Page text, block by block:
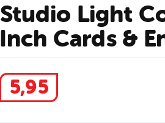
Studio Light
Inch Cards &
5,95